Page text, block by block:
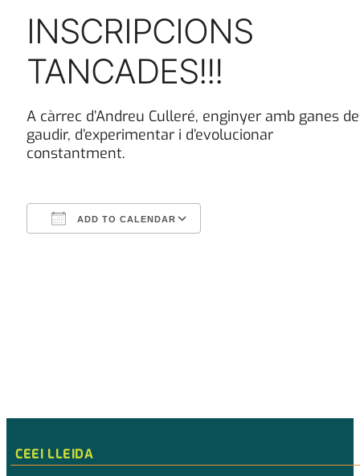
INSCRIPCIONS
TANCADES!!!
A càrrec d’Andreu Culleré, enginyer amb ganes de
gaudir, d’experimentar i d’evolucionar
constantment.
ADD TO CALENDAR
CEEI LLEIDA